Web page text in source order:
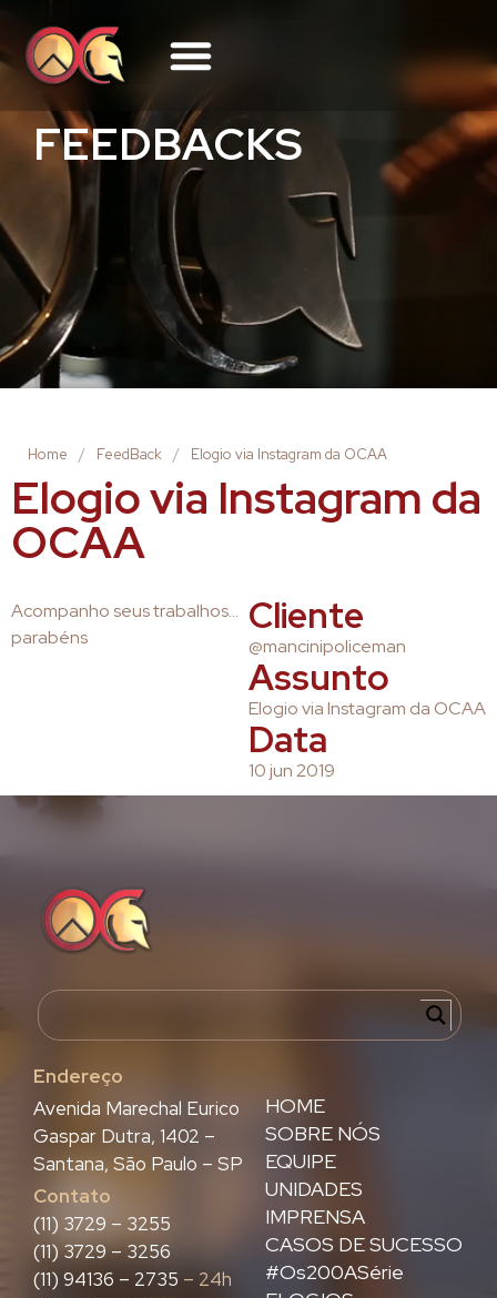
FEEDBACKS
Home / FeedBack / Elogio via Instagram da OCAA
Elogio via Instagram da
OCAA
Acompanho seus trabalhos…
parabéns
Cliente
@mancinipoliceman
Assunto
Elogio via Instagram da OCAA
Data
10 jun 2019
Endereço
HOME
SOBRE NÓS
EQUIPE
UNIDADES
IMPRENSA
CASOS DE SUCESSO
#Os200ASérie
Avenida Marechal Eurico
Gaspar Dutra, 1402 –
Santana, São Paulo – SP
Contato
(11) 3729 – 3255
(11) 3729 – 3256
(11) 94136 – 2735 – 24h